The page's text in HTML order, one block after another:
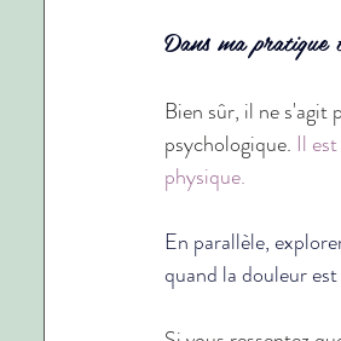
Dans ma pratique
Bien sûr, il ne s'agit
psychologique. Il
physique.
En parallèle,
quand la douleur